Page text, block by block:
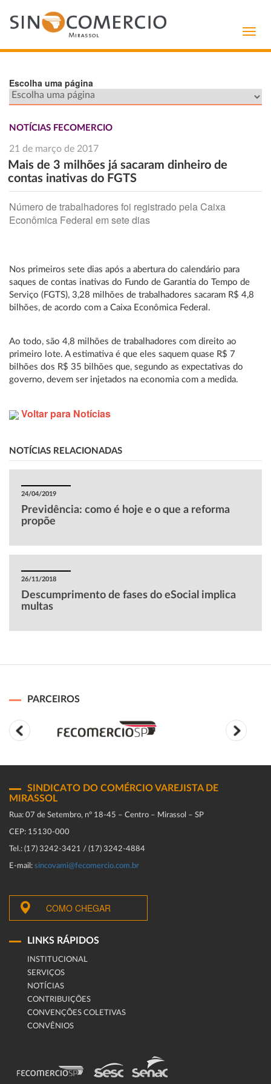
Escolha uma página
NOTÍCIAS FECOMERCIO
21 de março de 2017
Mais de 3 milhões já sacaram dinheiro de
contas inativas do FGTS
Número de trabalhadores foi registrado pela Caixa
Econômica Federal em sete dias
Nos primeiros sete dias após a abertura do calendário para
saques de contas inativas do Fundo de Garantia do Tempo de
Serviço (FGTS), 3,28 milhões de trabalhadores sacaram R$ 4,8
bilhões, de acordo com a Caixa Econômica Federal.
Ao todo, são 4,8 milhões de trabalhadores com direito ao
primeiro lote. A estimativa é que eles saquem quase R$ 7
bilhões dos R$ 35 bilhões que, segundo as expectativas do
governo, devem ser injetados na economia com a medida.
Voltar para Notícias
NOTÍCIAS RELACIONADAS
24/04/2019
Previdência: como é hoje e o que a reforma
propõe
26/11/2018
Descumprimento de fases do eSocial implica
multas
PARCEIROS
SINDICATO DO COMÉRCIO VAREJISTA DE
MIRASSOL
Rua: 07 de Setembro, n° 18-45 – Centro – Mirassol – SP
CEP: 15130-000
Tel.: (17) 3242-3421 / (17) 3242-4884
E-mail: sincovami@fecomercio.com.br
COMO CHEGAR
LINKS RÁPIDOS
INSTITUCIONAL
SERVIÇOS
NOTÍCIAS
CONTRIBUIÇÕES
CONVENÇÕES COLETIVAS
CONVÊNIOS